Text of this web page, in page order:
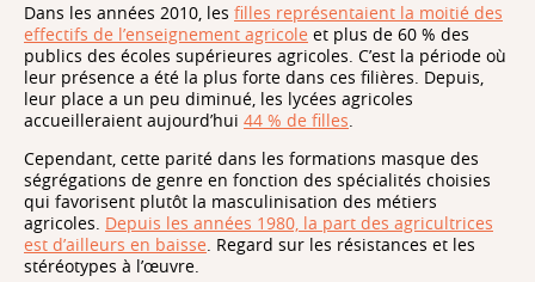
Dans les années 2010, les filles représentaient la moitié des
effectifs de l’enseignement agricole et plus de 60 % des
publics des écoles supérieures agricoles. C’est la période où
leur présence a été la plus forte dans ces filières. Depuis,
leur place a un peu diminué, les lycées agricoles
accueilleraient aujourd’hui 44 % de filles.
Cependant, cette parité dans les formations masque des
ségrégations de genre en fonction des spécialités choisies
qui favorisent plutôt la masculinisation des métiers
agricoles. Depuis les années 1980, la part des agricultrices
est d’ailleurs en baisse. Regard sur les résistances et les
stéréotypes à l’œuvre.